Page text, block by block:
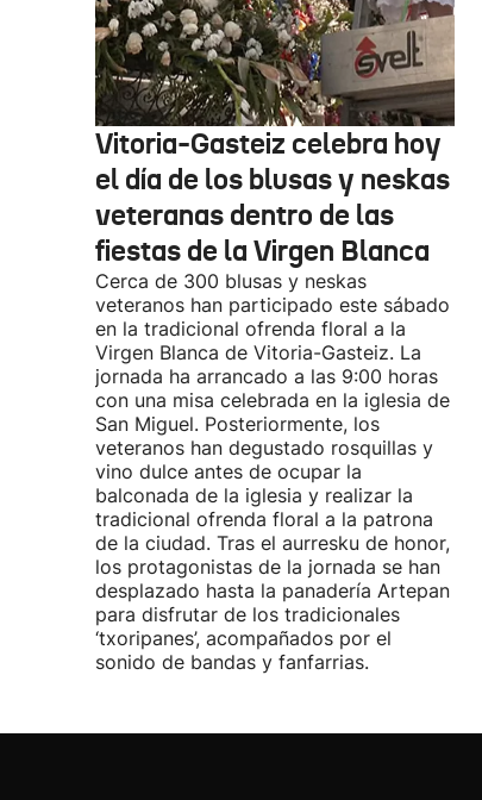
Vitoria-Gasteiz celebra hoy
el día de los blusas y neskas
veteranas dentro de las
fiestas de la Virgen Blanca
Cerca de 300 blusas y neskas
veteranos han participado este sábado
en la tradicional ofrenda floral a la
Virgen Blanca de Vitoria-Gasteiz. La
jornada ha arrancado a las 9:00 horas
con una misa celebrada en la iglesia de
San Miguel. Posteriormente, los
veteranos han degustado rosquillas y
vino dulce antes de ocupar la
balconada de la iglesia y realizar la
tradicional ofrenda floral a la patrona
de la ciudad. Tras el aurresku de honor,
los protagonistas de la jornada se han
desplazado hasta la panadería Artepan
para disfrutar de los tradicionales
‘txoripanes’, acompañados por el
sonido de bandas y fanfarrias.